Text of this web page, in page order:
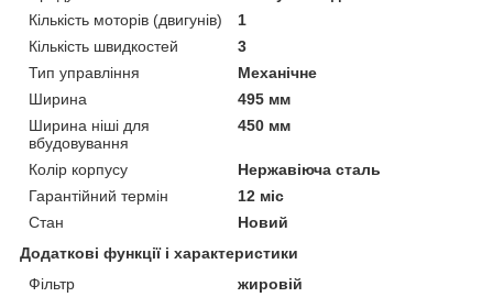
Кількість моторів (двигунів)
1
Кількість швидкостей
3
Тип управління
Механічне
Ширина
495 мм
Ширина ніші для
вбудовування
450 мм
Колір корпусу
Нержавіюча сталь
Гарантійний термін
12 міс
Стан
Новий
Додаткові функції і характеристики
Фільтр
жировій